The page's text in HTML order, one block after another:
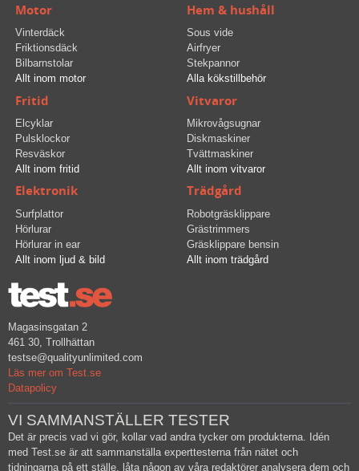
Magasinsgatan 2
461 30, Trollhättan
testse@qualityunlimited.com
Läs mer om Test.se
Datapolicy
Motor
Vinterdäck
Friktionsdäck
Bilbarnstolar
Allt inom motor
Hem & hushåll
Sous vide
Airfryer
Stekpannor
Alla kökstillbehör
Fritid
Elcyklar
Pulsklockor
Resväskor
Allt inom fritid
Vitvaror
Mikrovågsugnar
Diskmaskiner
Tvättmaskiner
Allt inom vitvaror
Elektronik
Surfplattor
Hörlurar
Hörlurar in ear
Allt inom ljud & bild
Trädgård
Robotgräsklippare
Grästrimmers
Gräsklippare bensin
Allt inom trädgård
VI SAMMANSTÄLLER TESTER
Det är precis vad vi gör, kollar vad andra tycker om produkterna. Idén
med Test.se är att sammanställa experttesterna från nätet och
tidningarna på ett ställe, låta någon av våra redaktörer analysera dem och